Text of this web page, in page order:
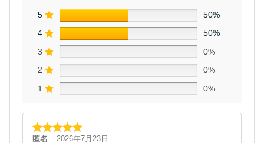
5
50%
4
50%
3
0%
2
0%
1
0%
5段階中5の
匿名 – 2026年7月23日